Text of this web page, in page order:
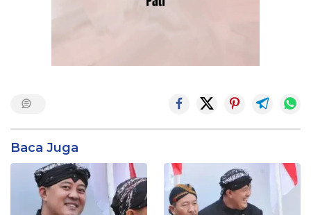
Baca Juga